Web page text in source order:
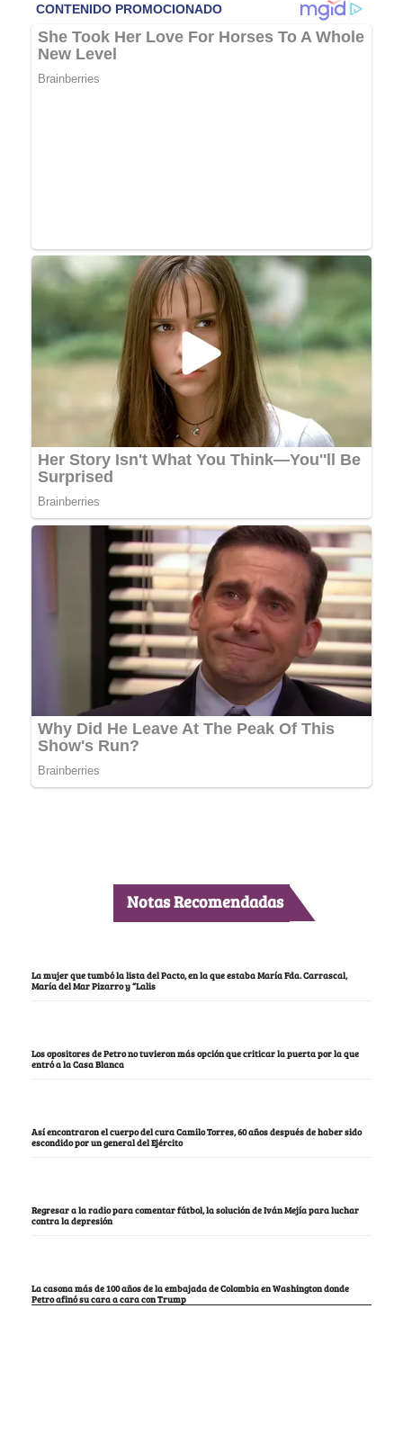
Notas Recomendadas
La mujer que tumbó la lista del Pacto, en la que estaba María Fda. Carrascal,
María del Mar Pizarro y “Lalis
Los opositores de Petro no tuvieron más opción que criticar la puerta por la que
entró a la Casa Blanca
Así encontraron el cuerpo del cura Camilo Torres, 60 años después de haber sido
escondido por un general del Ejército
Regresar a la radio para comentar fútbol, la solución de Iván Mejía para luchar
contra la depresión
La casona más de 100 años de la embajada de Colombia en Washington donde
Petro afinó su cara a cara con Trump